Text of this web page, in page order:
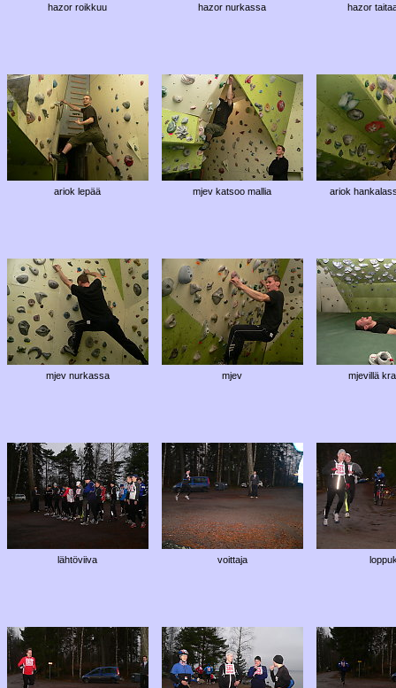
hazor roikkuu hazor nurkassa hazor
ariok lepää mjev katsoo mallia ariok
mjev nurkassa mjev mjevillä
lähtöviiva voittaja